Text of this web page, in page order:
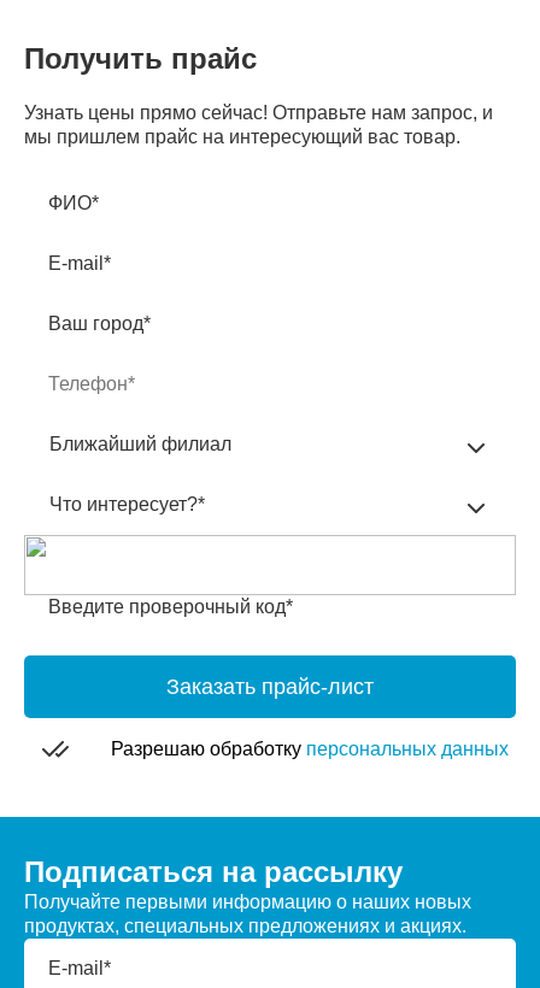
Получить прайс
Узнать цены прямо сейчас! Отправьте нам запрос, и
мы пришлем прайс на интересующий вас товар.
ФИО*
E-mail*
Ваш город*
Ближайший филиал
Что интересует?*
Введите проверочный код*
Заказать прайс-лист
Разрешаю обработку персональных данных
Подписаться на рассылку
Получайте первыми информацию о наших новых
продуктах, специальных предложениях и акциях.
E-mail*